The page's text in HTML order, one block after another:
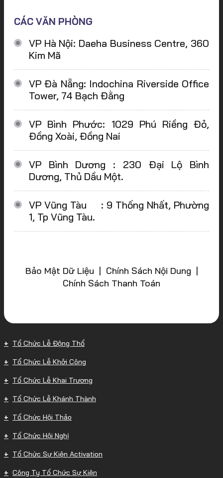
CÁC VĂN PHÒNG
VP Hà Nội: Daeha Business Centre, 360
Kim Mã
VP Đà Nẵng: Indochina Riverside Office
Tower, 74 Bạch Đằng
VP Bình Phước: 1029 Phú Riềng Đỏ,
Đồng Xoài, Đồng Nai
VP Bình Dương : 230 Đại Lộ Bình
Dương, Thủ Dầu Một.
VP Vũng Tàu : 9 Thống Nhất, Phường
1, Tp Vũng Tàu.
Bảo Mật Dữ Liệu | Chính Sách Nội Dung |
Chính Sách Thanh Toán
Tổ Chức Lễ Động Thổ
Tổ Chức Lễ Khởi Công
Tổ Chức Lễ Khai Trương
Tổ Chức Lễ Khánh Thành
Tổ Chức Hội Thảo
Tổ Chức Hội Nghị
Tổ Chức Sự Kiện Activation
Công Ty Tổ Chức Sự Kiện